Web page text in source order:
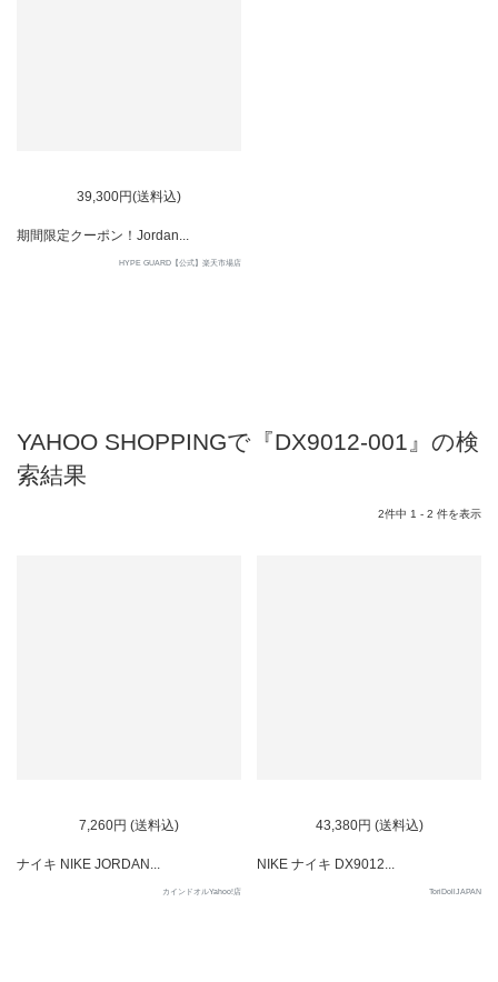
39,300円(送料込)
期間限定クーポン！Jordan...
HYPE GUARD【公式】楽天市場店
YAHOO SHOPPINGで『DX9012-001』の検
索結果
2件中 1 - 2 件を表示
7,260円 (送料込)
ナイキ NIKE JORDAN...
カインドオルYahoo!店
43,380円 (送料込)
NIKE ナイキ DX9012...
ToriDollJAPAN